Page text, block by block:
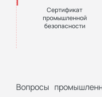
Сертификат
промышленной
безопасности
Вопросы